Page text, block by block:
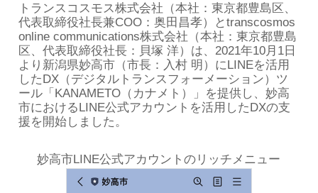
トランスコスモス株式会社（本社：東京都豊島区、
代表取締役社長兼COO：奥田昌孝）とtranscosmos
online communications株式会社（本社：東京都豊島
区、代表取締役社長：貝塚 洋）は、2021年10月1日
より新潟県妙高市（市長：入村 明）にLINEを活用
したDX（デジタルトランスフォーメーション）ツ
ール「KANAMETO（カナメト）」を提供し、妙高
市におけるLINE公式アカウントを活用したDXの支
援を開始しました。
妙高市LINE公式アカウントのリッチメニュー